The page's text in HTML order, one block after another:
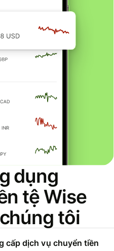
dụng
tệ Wise
tôi
cấp dịch vụ chuyển tiền